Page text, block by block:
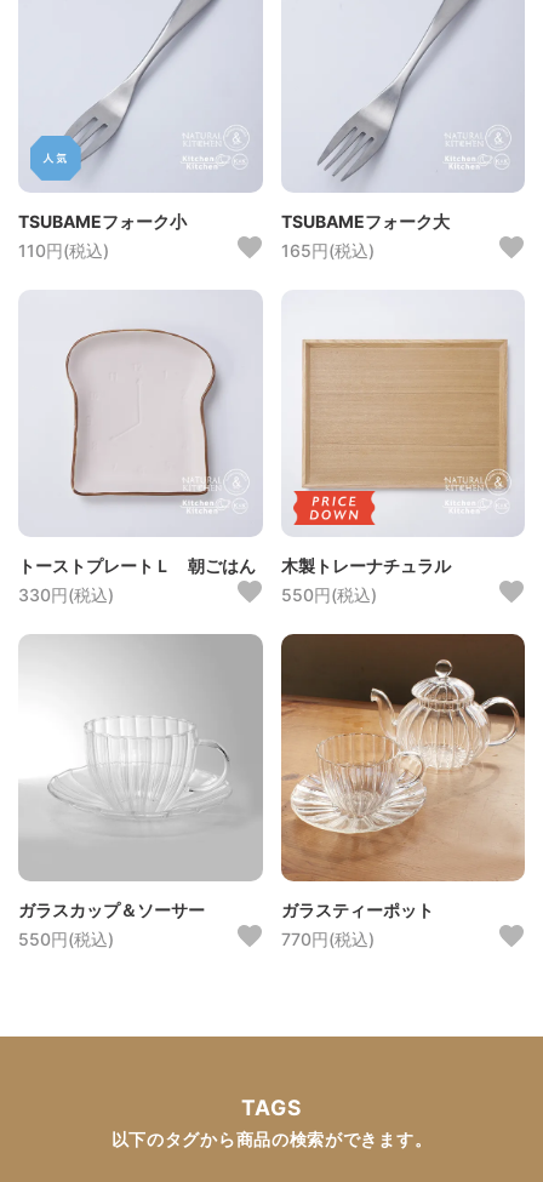
TSUBAMEフォーク小
110円(税込)
TSUBAMEフォーク大
165円(税込)
トーストプレートＬ 朝ごはん
330円(税込)
木製トレーナチュラル
550円(税込)
ガラスカップ＆ソーサー
550円(税込)
ガラスティーポット
770円(税込)
TAGS
以下のタグから商品の検索ができます。